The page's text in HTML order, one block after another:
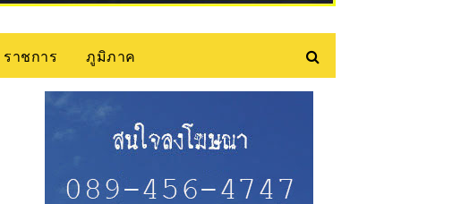
ราชการ ภูมิภาค